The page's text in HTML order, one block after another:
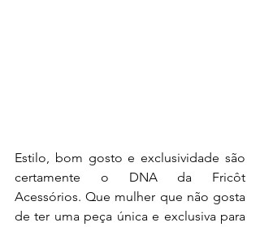
Estilo, bom gosto e exclusividade são
certamente o DNA da Fricôt
Acessórios. Que mulher que não gosta
de ter uma peça única e exclusiva para